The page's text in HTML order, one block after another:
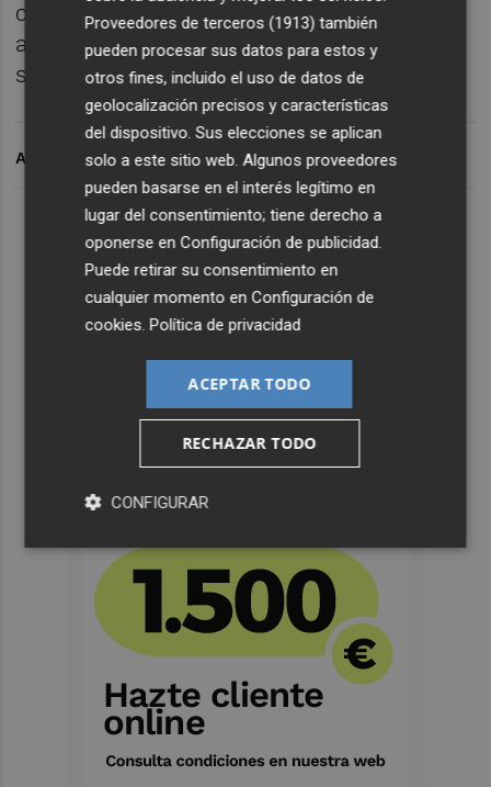
con la de Vinaròs, que reabrirá tras casi un
año cerrada y 20 previos de trayectoria, una
segunda franquicia a su cartera.
ARCHIVADO EN
Proveedores de terceros (1913) también
pueden procesar sus datos para estos y
otros fines, incluido el uso de datos de
geolocalización precisos y características
del dispositivo. Sus elecciones se aplican
solo a este sitio web. Algunos proveedores
pueden basarse en el interés legítimo en
lugar del consentimiento; tiene derecho a
oponerse enConfiguración de publicidad
Puede retirar su consentimiento en
cualquier momento enConfiguración de
cookies .Política de privacidad
ACEPTAR TODO
RECHAZAR TODO
CONFIGURAR